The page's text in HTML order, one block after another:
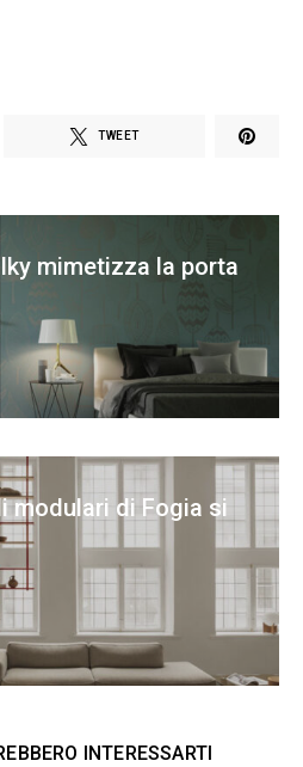
TWEET
mimetizza la porta
modulari di Fogia si
INTERESSARTI